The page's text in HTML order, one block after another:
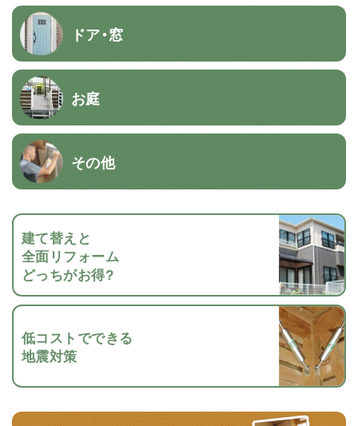
ドア・窓
お庭
その他
建て替えと
全面リフォーム
どっちがお得?
低コストでできる
地震対策